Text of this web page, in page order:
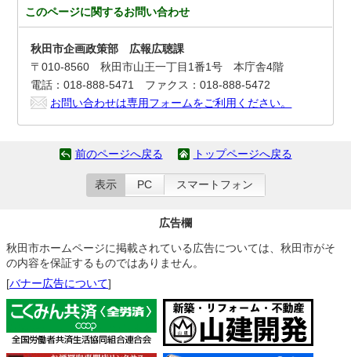
このページに関するお問い合わせ
秋田市企画政策部 広報広聴課
〒010-8560 秋田市山王一丁目1番1号 本庁舎4階
電話：018-888-5471 ファクス：018-888-5472
お問い合わせは専用フォームをご利用ください。
前のページへ戻る トップページへ戻る
表示 PC スマートフォン
広告欄
秋田市ホームページに掲載されている広告については、秋田市がそ
の内容を保証するものではありません。
[バナー広告について]